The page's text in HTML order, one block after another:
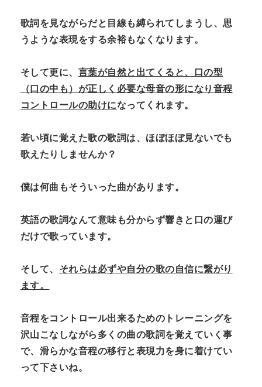
歌詞を見ながらだと目線も縛られてしまうし、思
うような表現をする余裕もなくなります。
そして更に、 言葉が自然と出てくると、口の型
（口の中も）が正しく必要な母音の形になり音程
コントロールの助けになってくれます。
若い頃に覚えた歌の歌詞は、ほぼほぼ見ないでも
歌えたりしませんか？
僕は何曲もそういった曲があります。
英語の歌詞なんて意味も分からず響きと口の運び
だけで歌っています。
そして、 それらは必ずや自分の歌の自信に繋がり
ます。
音程をコントロール出来るためのトレーニングを
沢山こなしながら多くの曲の歌詞を覚えていく事
で、滑らかな音程の移行と表現力を身に着けてい
って下さいね。